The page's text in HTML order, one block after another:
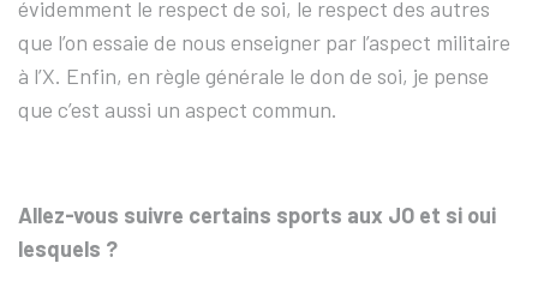
évidemment le respect de soi, le respect des autres
que l’on essaie de nous enseigner par l’aspect militaire
à l’X. Enfin, en règle générale le don de soi, je pense
que c’est aussi un aspect commun.
Allez-vous suivre certains sports aux JO et si oui
lesquels ?